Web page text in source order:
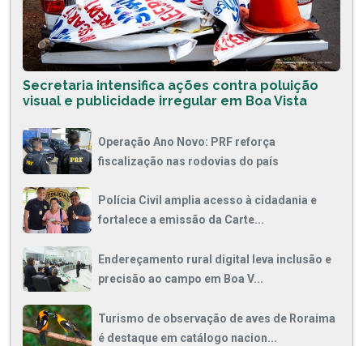
Secretaria intensifica ações contra poluição
visual e publicidade irregular em Boa Vista
Operação Ano Novo: PRF reforça
fiscalização nas rodovias do país
Polícia Civil amplia acesso à cidadania e
fortalece a emissão da Carte...
Endereçamento rural digital leva inclusão e
precisão ao campo em Boa V...
Turismo de observação de aves de Roraima
é destaque em catálogo nacion...